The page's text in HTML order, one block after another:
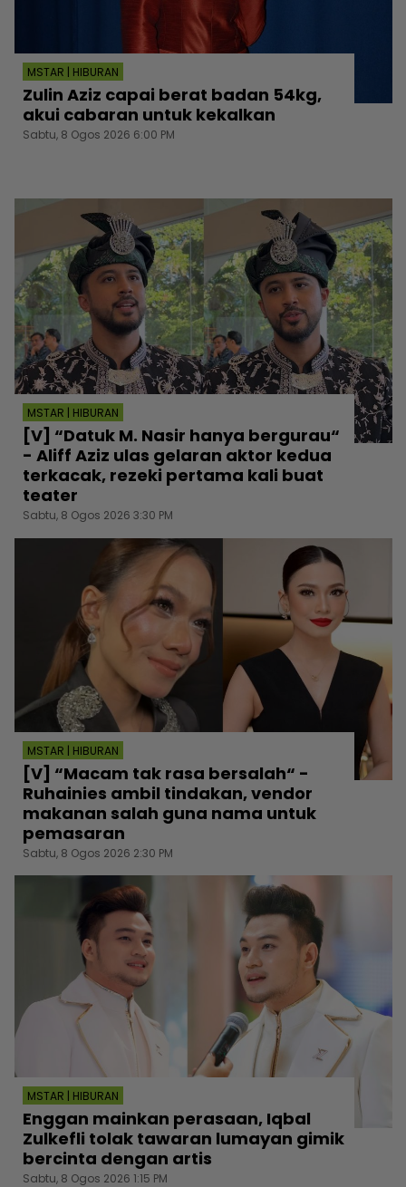
MSTAR | HIBURAN
Zulin Aziz capai berat badan 54kg,
akui cabaran untuk kekalkan
Sabtu, 8 Ogos 2026 6:00 PM
MSTAR | HIBURAN
[V] “Datuk M. Nasir hanya bergurau“
- Aliff Aziz ulas gelaran aktor kedua
terkacak, rezeki pertama kali buat
teater
Sabtu, 8 Ogos 2026 3:30 PM
MSTAR | HIBURAN
[V] “Macam tak rasa bersalah“ -
Ruhainies ambil tindakan, vendor
makanan salah guna nama untuk
pemasaran
Sabtu, 8 Ogos 2026 2:30 PM
MSTAR | HIBURAN
Enggan mainkan perasaan, Iqbal
Zulkefli tolak tawaran lumayan gimik
bercinta dengan artis
Sabtu, 8 Ogos 2026 1:15 PM